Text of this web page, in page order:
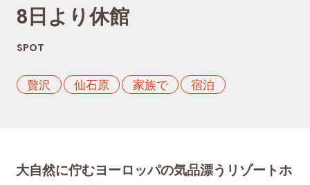
8日より休館
SPOT
贅沢 仙石原 家族で 宿泊
大自然に佇むヨーロッパの気品漂うリゾートホ